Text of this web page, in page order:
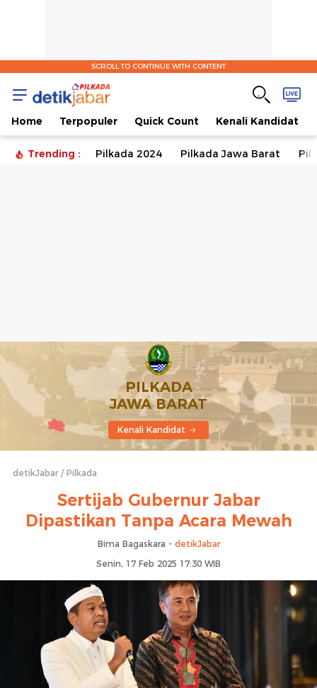
SCROLL TO CONTINUE WITH CONTENT
Home Terpopuler Quick Count Kenali Kandidat
Trending : Pilkada 2024 Pilkada Jawa Barat
PILKADA
JAWA BARAT
Kenali Kandidat
detikJabar Pilkada
Sertijab Gubernur Jabar
Dipastikan Tanpa Acara Mewah
Bima Bagaskara - detikJabar
Senin, 17 Feb 2025 17:30 WIB